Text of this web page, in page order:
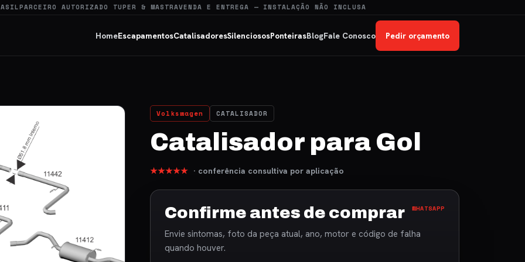
PARCEIRO AUTORIZADO TUPER & MASTRAVENDA E ENTREGA — INSTALAÇÃO NÃO INCLUSA
HomeEscapamentosCatalisadoresSilenciososPonteirasBlogFale Conosco Pedir orçamento
Volkswagen CATALISADOR
Catalisador para Gol
★★★★★ · conferência consultiva por aplicação
Confirme antes de comprar WHATSAPP
Envie sintomas, foto da peça atual, ano, motor e código de falha
quando houver.